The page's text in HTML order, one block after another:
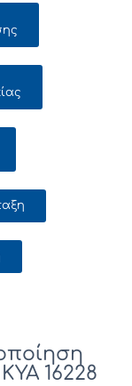
16228